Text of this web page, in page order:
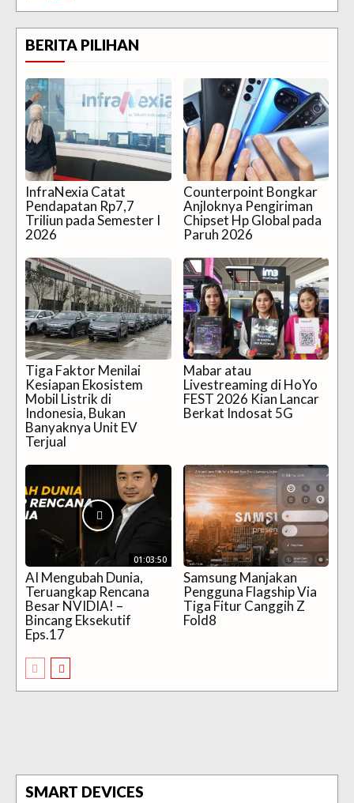
BERITA PILIHAN
InfraNexia Catat
Pendapatan Rp7,7
Triliun pada Semester I
2026
Counterpoint Bongkar
Anjloknya Pengiriman
Chipset Hp Global pada
Paruh 2026
Tiga Faktor Menilai
Kesiapan Ekosistem
Mobil Listrik di
Indonesia, Bukan
Banyaknya Unit EV
Terjual
Mabar atau
Livestreaming di HoYo
FEST 2026 Kian Lancar
Berkat Indosat 5G
01:03:50
AI Mengubah Dunia,
Teruangkap Rencana
Besar NVIDIA! –
Bincang Eksekutif
Eps.17
Samsung Manjakan
Pengguna Flagship Via
Tiga Fitur Canggih Z
Fold8
SMART DEVICES